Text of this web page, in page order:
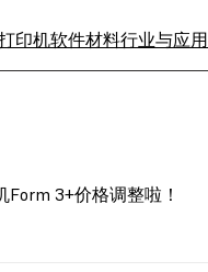
印机软件材料行业与应用
3+价格调整啦！